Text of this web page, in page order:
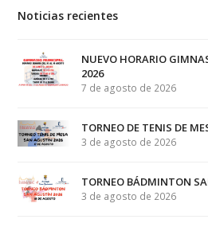
Noticias recientes
NUEVO HORARIO
2026
7 de agosto de 2026
TORNEO DE TENIS DE
3 de agosto de 2026
TORNEO BÁDMINTON
3 de agosto de 2026